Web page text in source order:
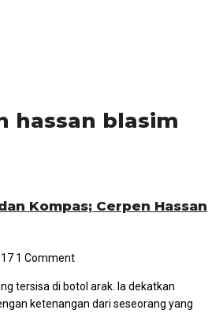
hassan blasim
Kompas; Cerpen Hassan
1 Comment
tersisa di botol arak. Ia dekatkan
ketenangan dari seseorang yang